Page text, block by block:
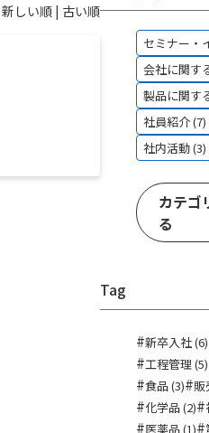
６．文書管理
７．IoTソリューション
新しい順 | 古い順
セミナー・
会社に関す
製品に関す
社員紹介 (7)
社内活動 (3)
カテゴ
る
Tag
#新卒入社 (6)
#工程管理 (5)
#食品 (3)#販
#化学品 (2)#
#医薬品 (1)#